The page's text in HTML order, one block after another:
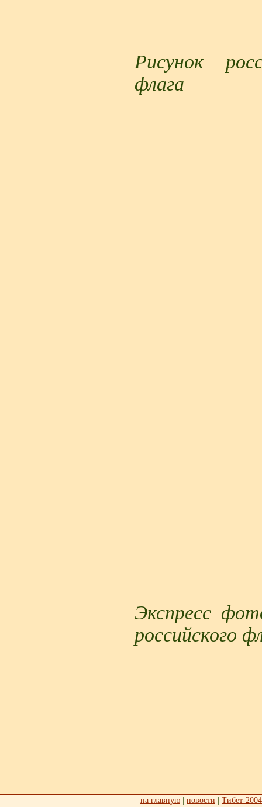
Рисунок
флага
Экспресс
российского
на главную новости Тибет-2004